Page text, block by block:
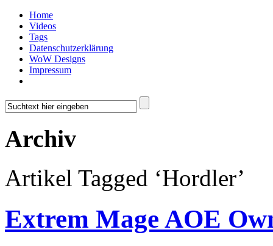
Home
Videos
Tags
Datenschutzerklärung
WoW Designs
Impressum
Archiv
Artikel Tagged ‘Hordler’
Extrem Mage AOE